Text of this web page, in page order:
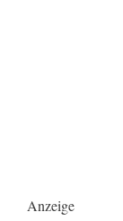
Anzeige